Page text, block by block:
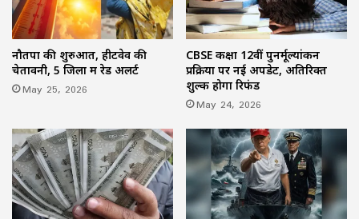
नौतपा की शुरुआत, हीटवेव की
चेतावनी, 5 जिलों में रेड अलर्ट
May 25, 2026
CBSE कक्षा 12वीं पुनर्मूल्यांकन
प्रक्रिया पर नई अपडेट, अतिरिक्त
शुल्क होगा रिफंड
May 24, 2026